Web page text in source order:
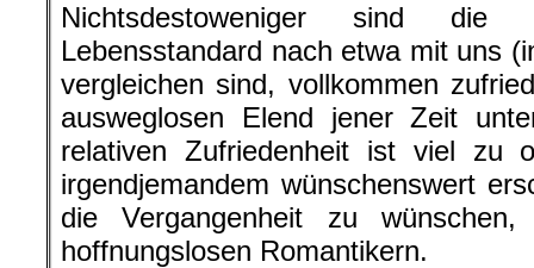
Nichtsdestoweniger sind
Lebensstandard nach etwa mit uns
vergleichen sind, vollkommen
ausweglosen Elend jener Zeit
relativen Zufriedenheit ist viel zu
irgendjemandem wünschenswert
die Vergangenheit zu
hoffnungslosen Romantikern.